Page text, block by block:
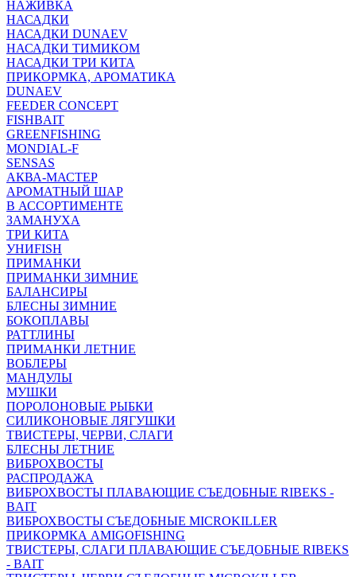
НАЖИВКА
НАСАДКИ
НАСАДКИ DUNAEV
НАСАДКИ ТИМИКОМ
НАСАДКИ ТРИ КИТА
ПРИКОРМКА, АРОМАТИКА
DUNAEV
FEEDER CONCEPT
FISHBAIT
GREENFISHING
MONDIAL-F
SENSAS
АКВА-МАСТЕР
АРОМАТНЫЙ ШАР
В АССОРТИМЕНТЕ
ЗАМАНУХА
ТРИ КИТА
УНИFISH
ПРИМАНКИ
ПРИМАНКИ ЗИМНИЕ
БАЛАНСИРЫ
БЛЕСНЫ ЗИМНИЕ
БОКОПЛАВЫ
РАТТЛИНЫ
ПРИМАНКИ ЛЕТНИЕ
ВОБЛЕРЫ
МАНДУЛЫ
МУШКИ
ПОРОЛОНОВЫЕ РЫБКИ
СИЛИКОНОВЫЕ ЛЯГУШКИ
ТВИСТЕРЫ, ЧЕРВИ, СЛАГИ
БЛЕСНЫ ЛЕТНИЕ
ВИБРОХВОСТЫ
РАСПРОДАЖА
ВИБРОХВОСТЫ ПЛАВАЮЩИЕ СЪЕДОБНЫЕ RIBEKS -
BAIT
ВИБРОХВОСТЫ СЪЕДОБНЫЕ MICROKILLER
ПРИКОРМКА AMIGOFISHING
ТВИСТЕРЫ, СЛАГИ ПЛАВАЮЩИЕ СЪЕДОБНЫЕ RIBEKS
- BAIT